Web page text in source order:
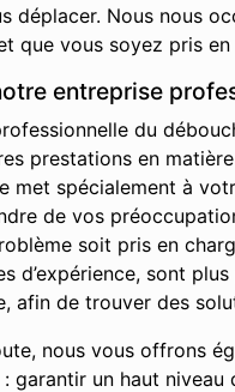
déplacer. Nous nous
que vous soyez pris
entreprise
du
prestations en
met spécialement à
de vos
soit pris en
d’expérience, sont
afin de trouver des
nous vous offrons
: garantir un haut